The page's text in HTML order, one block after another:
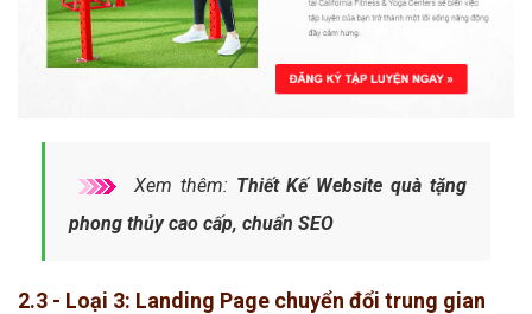
Xem thêm: Thiết Kế Website quà tặng
phong thủy cao cấp, chuẩn SEO
2.3 - Loại 3: Landing Page chuyển đổi trung gian